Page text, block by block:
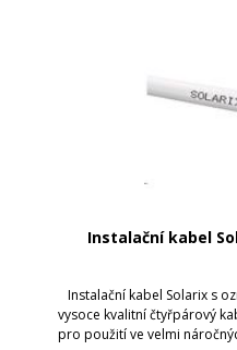
Instalační kabel
Instalační kabel Solarix s
vysoce kvalitní čtyřpárový
pro použití ve velmi